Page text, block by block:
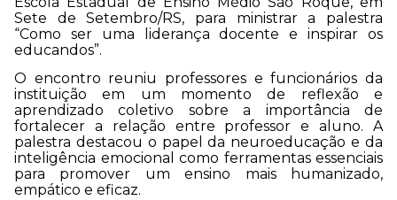
Sete de Setembro/RS, para ministrar a palestra
“Como ser uma liderança docente e inspirar os
educandos”.
O encontro reuniu professores e funcionários da
instituição em um momento de reflexão e
aprendizado coletivo sobre a importância de
fortalecer a relação entre professor e aluno. A
palestra destacou o papel da neuroeducação e da
inteligência emocional como ferramentas essenciais
para promover um ensino mais humanizado,
empático e eficaz.